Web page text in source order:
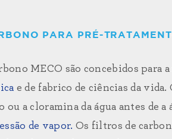
PARA PRÉ-
MECO são concebidos para a
ede fabrico de ciências da
a cloramina da água antes de a
de vapor. Os filtros de